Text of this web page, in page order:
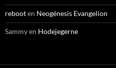
rebooten Neogénesis Evangelion
Sammyen Hodejegerne